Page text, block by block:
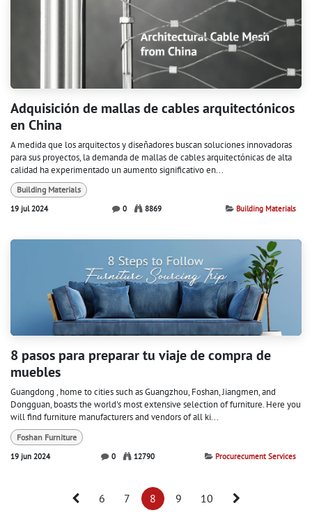
Adquisición de mallas de cables arquitectónicos
en China
A medida que los arquitectos y diseñadores buscan soluciones innovadoras
para sus proyectos, la demanda de mallas de cables arquitectónicas de alta
calidad ha experimentado un aumento significativo en...
Building Materials
19 jul 2024
0 8869 Building Materials
8 pasos para preparar tu viaje de compra de
muebles
Guangdong , home to cities such as Guangzhou, Foshan, Jiangmen, and
Dongguan, boasts the world's most extensive selection of furniture. Here you
will find furniture manufacturers and vendors of all ki...
Foshan Furniture
19 jun 2024
0 12790 Procurecument Services
6 7 8 9 10